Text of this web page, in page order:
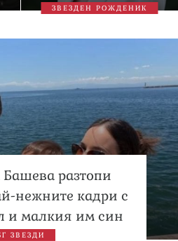
ЗВЕЗДЕН РОЖДЕНИК
разтопи
нежните кадри с
и малкия им син
ЗВЕЗДИ